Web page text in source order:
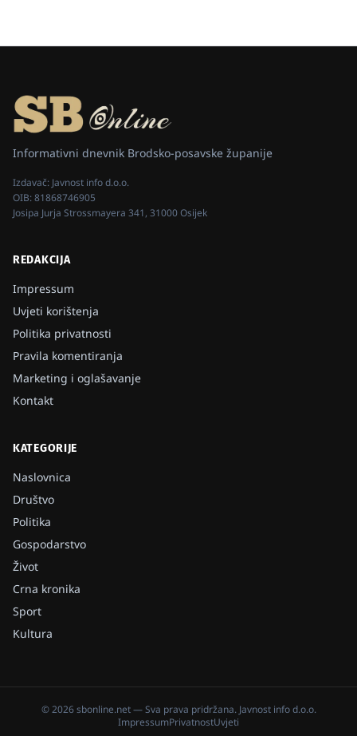
Informativni dnevnik Brodsko-posavske županije
Izdavač: Javnost info d.o.o.
OIB:81868746905
Josipa Jurja Strossmayera 341, 31000 Osijek
REDAKCIJA
Impressum
Uvjeti korištenja
Politika privatnosti
Pravila komentiranja
Marketing i oglašavanje
Kontakt
KATEGORIJE
Naslovnica
Društvo
Politika
Gospodarstvo
Život
Crna kronika
Sport
Kultura
©2026 sbonline.net— Sva prava pridržana. Javnost info d.o.o.
ImpressumPrivatnostUvjeti